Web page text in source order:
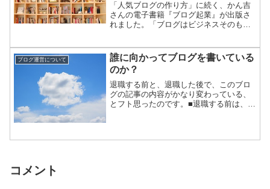
「人気ブログの作り方」に続く、かん吉
さんの電子書籍『ブログ起業』が出版さ
れました。「ブログはビジネスそのもの
で読みました。電子書籍ってココがあり
がたいですね。(^^)■...
ブログ運営について
誰に向かってブログを書いている
のか？
退職する前と、退職した後で、このブロ
グの記事の内容がかなり変わっている、
とフト思ったのです。■退職する前は、
のか？」退職するための方法や...
コメント